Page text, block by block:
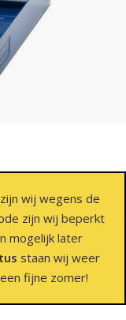
zijn wij wegens de
zijn wij beperkt
mogelijk later
staan wij weer
fijne zomer!